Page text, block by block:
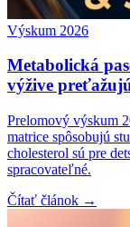
Výskum 2026
Metabolická
výžive
Prelomový výskum
matrice spôsobujú
cholesterol sú pre
spracovateľné.
Čítať článok →